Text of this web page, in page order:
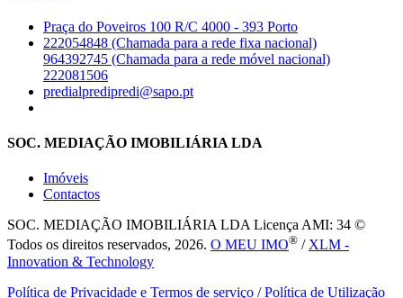
Praça do Poveiros 100 R/C 4000 - 393 Porto
222054848 (Chamada para a rede fixa nacional)
964392745 (Chamada para a rede móvel nacional)
222081506
predialpredipredi@sapo.pt
SOC. MEDIAÇÃO IMOBILIÁRIA LDA
Imóveis
Contactos
SOC. MEDIAÇÃO IMOBILIÁRIA LDA Licença AMI: 34 ©
Todos os direitos reservados, 2026. O MEU IMO® /XLM -
Innovation & Technology
Política de Privacidade e Termos de serviço /Política de Utilização